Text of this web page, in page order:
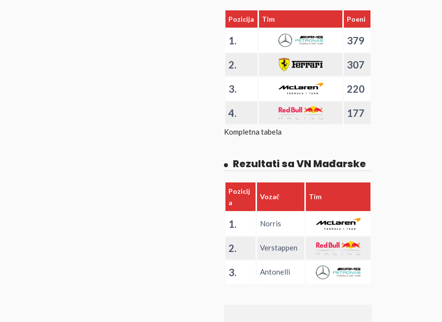
Pozicija Tim Poeni
1. 379
2. 307
3. 220
4. 177
Kompletna tabela
Rezultati sa VN Mađarske
Pozicij
a
Vozač Tim
1. Norris
2. Verstappen
3. Antonelli